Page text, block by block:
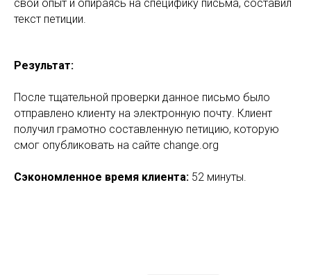
свой опыт и опираясь на специфику письма, составил
текст петиции.
Результат:
После тщательной проверки данное письмо было
отправлено клиенту на электронную почту. Клиент
получил грамотно составленную петицию, которую
смог опубликовать на сайте change.org
Сэкономленное время клиента: 52 минуты.